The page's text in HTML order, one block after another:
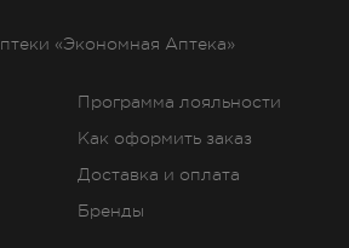
Программа лояльности
Как оформить заказ
Доставка и оплата
Бренды
«Экономная Аптека»